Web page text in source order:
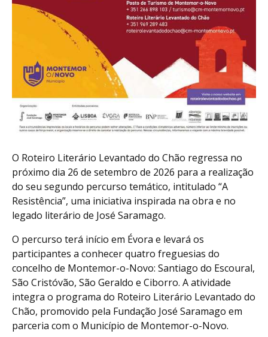
O Roteiro Literário Levantado do Chão regressa no
próximo dia 26 de setembro de 2026 para a realização
do seu segundo percurso temático, intitulado “A
Resistência”, uma iniciativa inspirada na obra e no
legado literário de José Saramago.
O percurso terá início em Évora e levará os
participantes a conhecer quatro freguesias do
concelho de Montemor-o-Novo: Santiago do Escoural,
São Cristóvão, São Geraldo e Ciborro. A atividade
integra o programa do Roteiro Literário Levantado do
Chão, promovido pela Fundação José Saramago em
parceria com o Município de Montemor-o-Novo.